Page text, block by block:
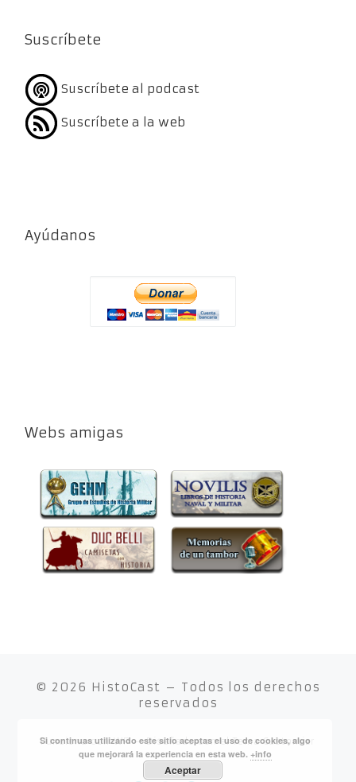
Suscríbete
Suscríbete al podcast
Suscríbete a la web
Ayúdanos
Webs amigas
© 2026 HistoCast – Todos los derechos
reservados
Funciona conWP– Diseñado con elTema Customizr
Si continuas utilizando este sitio aceptas el uso de cookies, algo
que mejorará la experiencia en esta web. +info
Aceptar